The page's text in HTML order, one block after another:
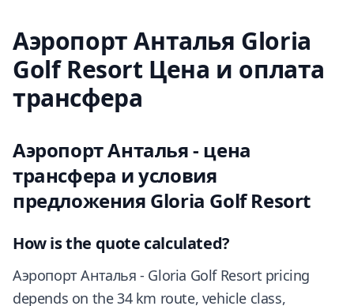
Аэропорт Анталья Gloria
Golf Resort Цена и оплата
трансфера
Аэропорт Анталья - цена
трансфера и условия
предложения Gloria Golf Resort
How is the quote calculated?
Аэропорт Анталья - Gloria Golf Resort pricing
depends on the 34 km route, vehicle class,